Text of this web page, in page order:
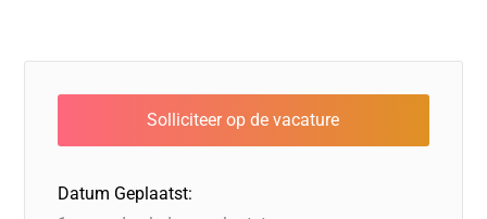
Datum Geplaatst: